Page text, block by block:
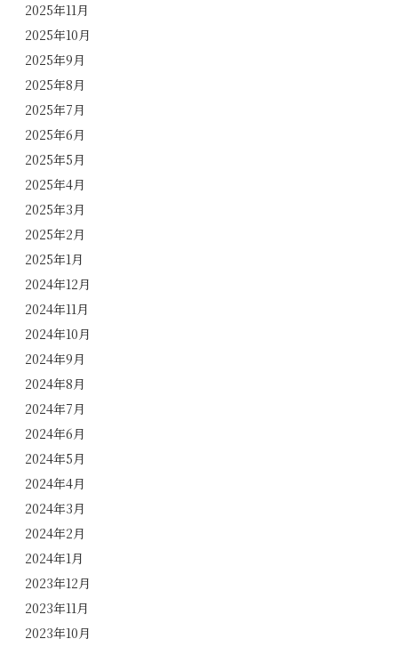
2025年11月
2025年10月
2025年9月
2025年8月
2025年7月
2025年6月
2025年5月
2025年4月
2025年3月
2025年2月
2025年1月
2024年12月
2024年11月
2024年10月
2024年9月
2024年8月
2024年7月
2024年6月
2024年5月
2024年4月
2024年3月
2024年2月
2024年1月
2023年12月
2023年11月
2023年10月